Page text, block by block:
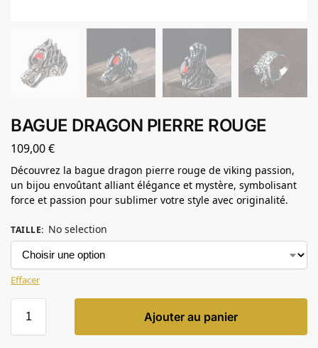
BAGUE DRAGON PIERRE ROUGE
109,00€
Découvrez la bague dragon pierre rouge de viking passion,
un bijou envoûtant alliant élégance et mystère, symbolisant
force et passion pour sublimer votre style avec originalité.
TAILLE: No selection
Effacer
Ajouter au panier